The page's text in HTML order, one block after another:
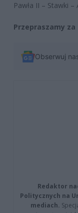
Pawła II – Stawki –
Przepraszamy
Obserwuj
Redaktor
Politycznych na
mediach.